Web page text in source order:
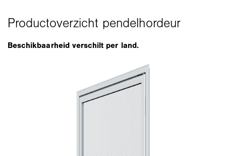
Beschikbaarheid verschilt per land.